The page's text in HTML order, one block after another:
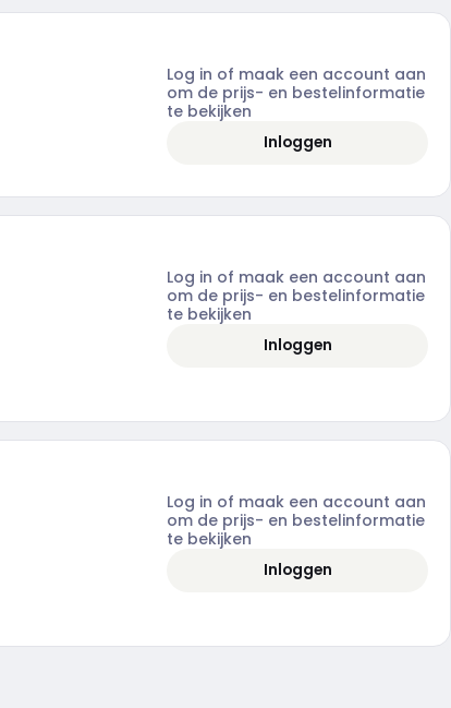
Log in of maak een account aan
om de prijs- en bestelinformatie
te bekijken
Inloggen
Log in of maak een account aan
om de prijs- en bestelinformatie
te bekijken
Inloggen
Log in of maak een account aan
om de prijs- en bestelinformatie
te bekijken
Inloggen